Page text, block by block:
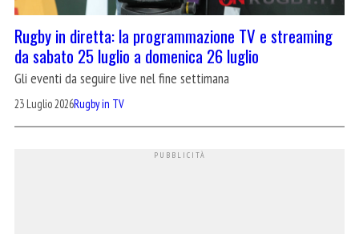
Rugby in diretta: la programmazione TV e streaming
da sabato 25 luglio a domenica 26 luglio
Gli eventi da seguire live nel fine settimana
23 Luglio 2026Rugby in TV